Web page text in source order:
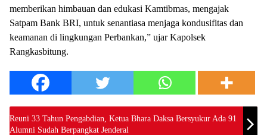
memberikan himbauan dan edukasi Kamtibmas, mengajak
Satpam Bank BRI, untuk senantiasa menjaga kondusifitas dan
keamanan di lingkungan Perbankan,” ujar Kapolsek
Rangkasbitung.
Reuni 33 Tahun Pengabdian, Ketua Bhara Daksa Bersyukur Ada 91
Alumni Sudah Berpangkat Jenderal